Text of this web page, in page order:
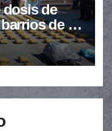
dosis de
de la